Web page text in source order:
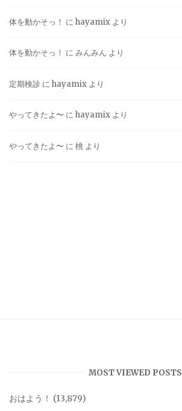
体を動かそっ！ に hayamix より
体を動かそっ！ に みんみん より
定期検診 に hayamix より
やってきたよ〜 に hayamix より
やってきたよ〜 に 桃 より
MOST VIEWED POSTS
おはよう！ (13,879)